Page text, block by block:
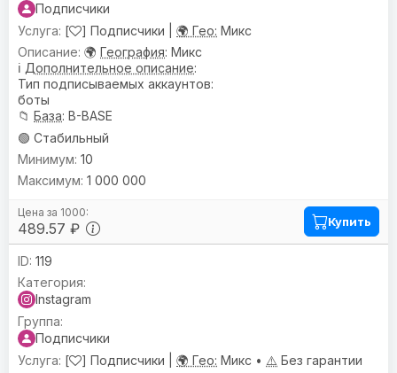
Подписчики
[
] Подписчики | 🌍 Гео: Микс
🌍 География: Микс
ℹ️ Дополнительное описание:
Тип подписываемых аккаунтов:
боты
📁 База: B-BASE
🟢 Стабильный
489.57 ₽
10
1 000 000
Купить
119
Instagram
Подписчики
[
] Подписчики | 🌍 Гео: Микс • ⚠️ Без гарантии